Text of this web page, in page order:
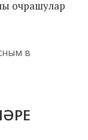
очрашулар
в